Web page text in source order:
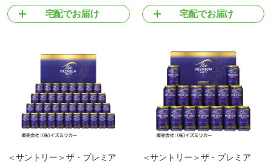
宅配でお届け 宅配でお届け
＜サントリー＞ザ・プレミア
＜サントリー＞ザ・プレミア